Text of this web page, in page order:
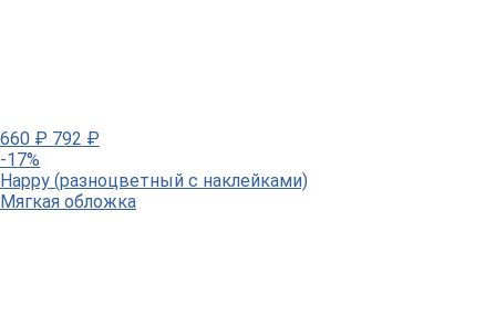
660 ₽ 792 ₽
-17%
Happy (разноцветный с наклейками)
Мягкая обложка